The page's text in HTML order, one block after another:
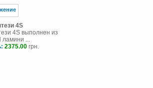
4S
4S выполнен из
...
2375.00 грн.